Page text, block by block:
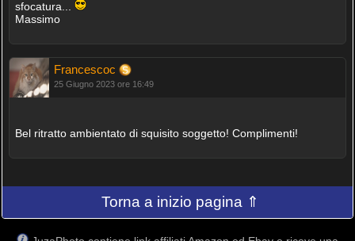
sfocatura...
Massimo
Francescoc
25 Giugno 2023 ore 16:49
Bel ritratto ambientato di squisito soggetto! Complimenti!
Torna a inizio pagina ⇑